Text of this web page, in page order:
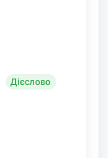
Дієслово